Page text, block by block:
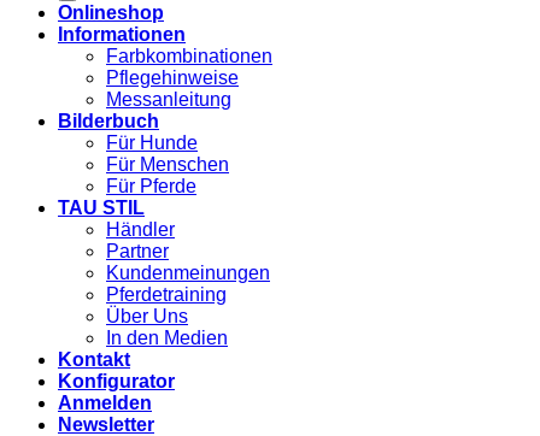
Onlineshop
Informationen
Farbkombinationen
Pflegehinweise
Messanleitung
Bilderbuch
Für Hunde
Für Menschen
Für Pferde
TAU STIL
Händler
Partner
Kundenmeinungen
Pferdetraining
Über Uns
In den Medien
Kontakt
Konfigurator
Anmelden
Newsletter